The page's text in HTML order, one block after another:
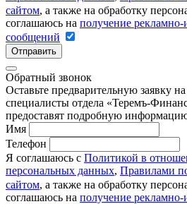
сайтом, а также на обработку
соглашаюсь на получение
сообщений
Отправить
Обратный звонок
Оставьте предварительную заявку
специалисты отдела «Теремъ-
предоставят подробную
Имя
Телефон
Я соглашаюсь с Политикой в
персональных данных, Правилами
сайтом, а также на обработку
соглашаюсь на получение